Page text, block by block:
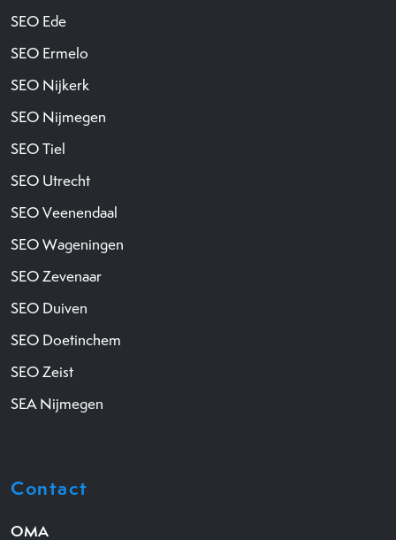
SEO Ede
SEO Ermelo
SEO Nijkerk
SEO Nijmegen
SEO Tiel
SEO Utrecht
SEO Veenendaal
SEO Wageningen
SEO Zevenaar
SEO Duiven
SEO Doetinchem
SEO Zeist
SEA Nijmegen
Contact
OMA